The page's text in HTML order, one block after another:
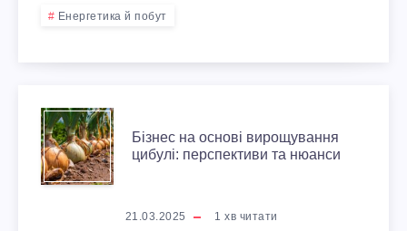
Т
И
С
І
Л
Енергетика й побут
Б
І
Бізнес на основі вирощування
цибулі: перспективи та нюанси
21.03.2025 1 хв читати